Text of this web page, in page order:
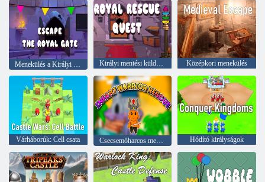
Menekülés a Királyi Kapuból Királyi mentési küldetés Középkori menekülés
Várháborúk: Cell csata Csecsemőharcos mentés Hódító királyságok